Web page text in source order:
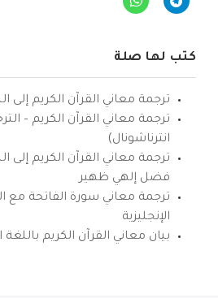
كتب لها صلة
ترجمة معاني القرآن الكريم إلى
ترجمة معاني القرآن الكريم –
انترناشونال)
ترجمة معاني القرآن الكريم إلى
فضل إلهي ظهير
ترجمة معاني سورة الفاتحة مع
الإنجليزية
بيان معاني القرآن الكريم باللغة